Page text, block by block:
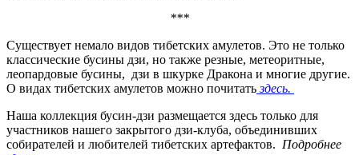
***
Существует немало видов тибетских амулетов. Это не только
классические бусины дзи, но также резные, метеоритные,
леопардовые бусины, дзи в шкурке Дракона и многие другие.
О видах тибетских амулетов можно почитатьздесь.
Наша коллекция бусин-дзи размещается здесь только для
участников нашего закрытого дзи-клуба, объединивших
собирателей и любителей тибетских артефактов. Подробнее